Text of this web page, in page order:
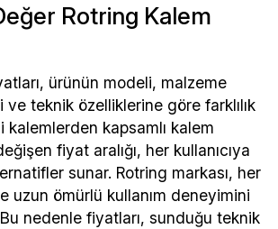
Rotring Kalem
ürünün modeli, malzeme
ve teknik özelliklerine göre farklılık
kalemlerden kapsamlı kalem
fiyat aralığı, her kullanıcıya
sunar. Rotring markası, her
uzun ömürlü kullanım deneyimini
nedenle fiyatları, sunduğu teknik